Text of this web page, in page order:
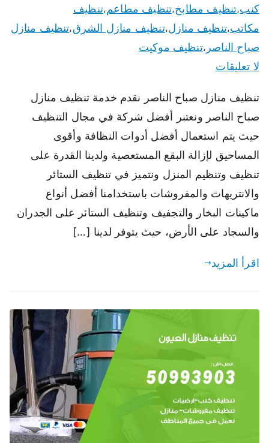
كنب،تنظيف مطابخ،تنظيف مطاعم،تنظيف
مكاتب،تنظيف منازل،تنظيف منازل الشرق،تنظيف منازل
صباح الناصر ،تنظيف موكيت
لا تعليقات
تنظيف منازل صباح الناصر نقدم خدمة تنظيف منازل
صباح الناصر ونعتبر أفضل شركة في مجال التنظيف
حيث يتم استعمال أفضل أدوات النظافة وأقوى
المساحيق لإزالة البقع المستعصية ولدينا القدرة على
تنظيف وتنظيم المنزل ونتميز في تنظيف الستائر
والانتريهات والمفروشات باستخدامنا أفضل أنواع
ماكينات البخار والتجفيف وتنظيف الستائر على الجدران
والسجاد على الأرض، حيث يتوفر لدينا […]
اقرأ المزيد